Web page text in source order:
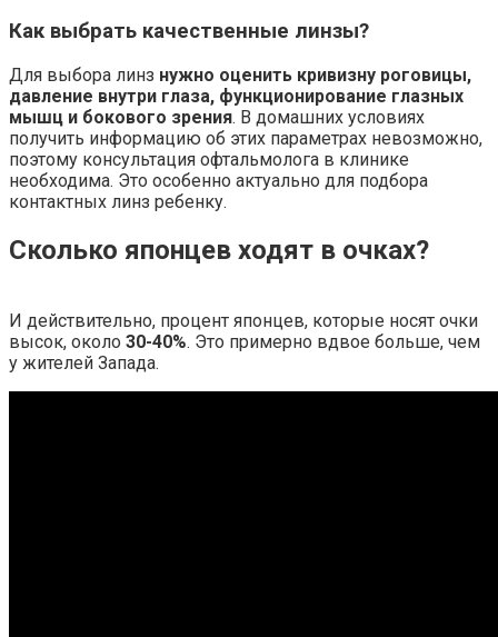
Как выбрать качественные линзы?
Для выбора линз нужно оценить кривизну роговицы,
давление внутри глаза, функционирование глазных
мышц и бокового зрения. В домашних условиях
получить информацию об этих параметрах невозможно,
поэтому консультация офтальмолога в клинике
необходима. Это особенно актуально для подбора
контактных линз ребенку.
Сколько японцев ходят в очках?
И действительно, процент японцев, которые носят очки
высок, около 30-40%. Это примерно вдвое больше, чем
у жителей Запада.